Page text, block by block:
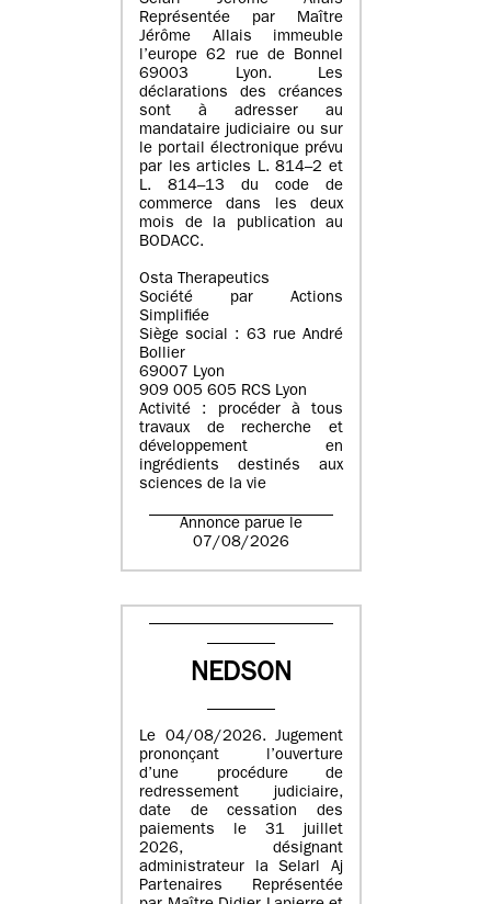
Représentée par Maître
Jérôme Allais immeuble
l’europe 62 rue de Bonnel
69003 Lyon. Les
déclarations des créances
sont à adresser au
mandataire judiciaire ou sur
le portail électronique prévu
par les articles L. 814–2 et
L. 814–13 du code de
commerce dans les deux
mois de la publication au
BODACC.
Osta Therapeutics
Société par Actions
Simplifiée
Siège social : 63 rue André
Bollier
69007 Lyon
909 005 605 RCS Lyon
Activité : procéder à tous
travaux de recherche et
développement en
ingrédients destinés aux
sciences de la vie
Annonce parue le
07/08/2026
NEDSON
Le 04/08/2026. Jugement
prononçant l’ouverture
d’une procédure de
redressement judiciaire,
date de cessation des
paiements le 31 juillet
2026, désignant
administrateur la Selarl Aj
Partenaires Représentée